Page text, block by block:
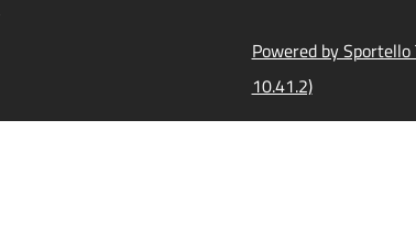
Powered by
10.41.2)